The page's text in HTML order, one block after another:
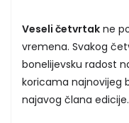
Veseli četvrtak ne
vremena. Svakog
bonelijevsku radost
koricama najnovijeg
najavog člana edicije.